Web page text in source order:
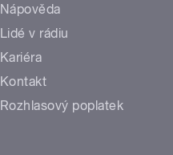
Nápověda
Lidé v rádiu
Kariéra
Kontakt
Rozhlasový poplatek